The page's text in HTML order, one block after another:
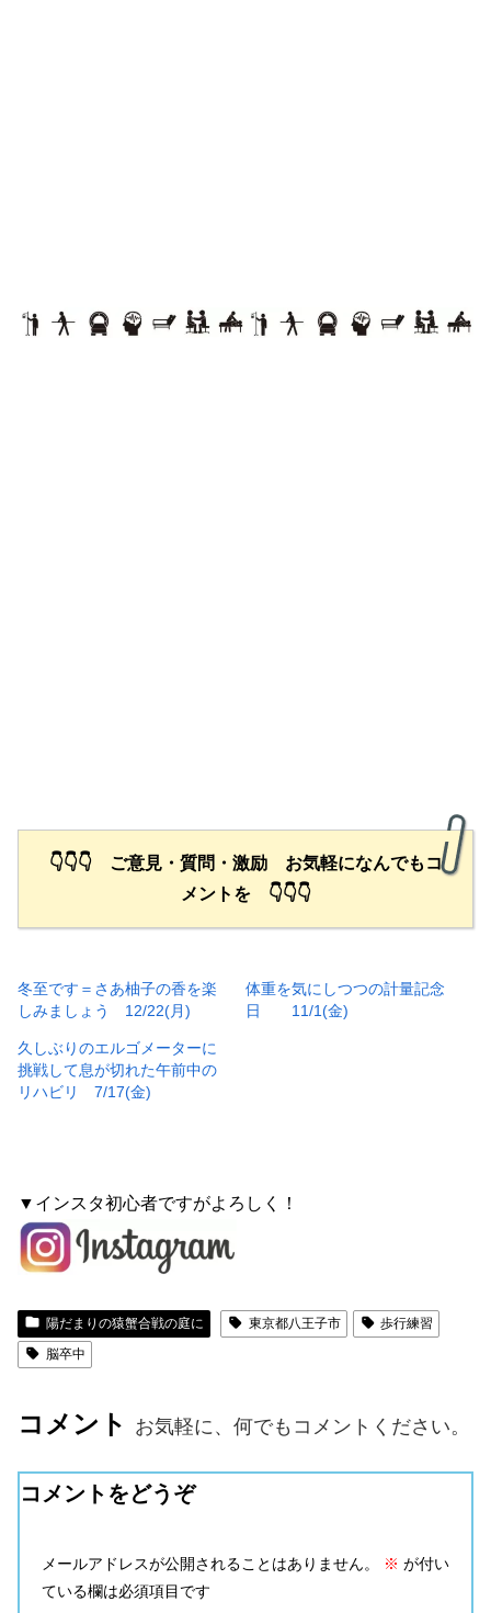
👇👇👇 ご意見・質問・激励 お気軽になんでもコ
メントを 👇👇👇
冬至です＝さあ柚子の香を楽
しみましょう 12/22(月)
体重を気にしつつの計量記念
日 11/1(金)
久しぶりのエルゴメーターに
挑戦して息が切れた午前中の
リハビリ 7/17(金)
▼インスタ初心者ですがよろしく！
陽だまりの猿蟹合戦の庭に 東京都八王子市
歩行練習
脳卒中
コメント お気軽に、何でもコメントください。
コメントをどうぞ
メールアドレスが公開されることはありません。 ※ が付い
ている欄は必須項目です